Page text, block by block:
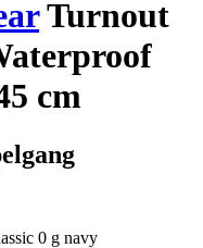
Turnout
cm
0 g navy